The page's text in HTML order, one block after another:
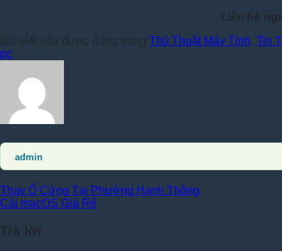
Liên hệ
Bài viết này được đăng trong Thủ Thuật Máy Tính, Tin
pc.
admin
Thay Ổ Cứng Tại Phường Hạnh Thông
Cài macOS Giá Rẻ
Trả lời